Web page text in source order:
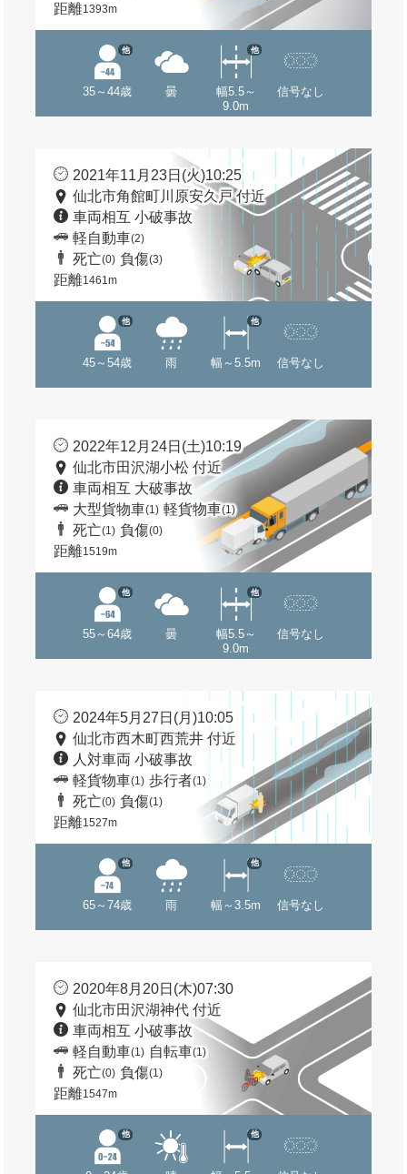
距離1393m
35～44歳
他
曇
幅5.5～
9.0m
他
信号なし
2021年11月23日(火)10:25
仙北市角館町川原安久戸 付近
車両相互 小破事故
軽自動車(2)
死亡(0) 負傷(3)
距離1461m
45～54歳
他
雨 幅～5.5m
他
信号なし
2022年12月24日(土)10:19
仙北市田沢湖小松 付近
車両相互 大破事故
大型貨物車(1) 軽貨物車(1)
死亡(1) 負傷(0)
距離1519m
55～64歳
他
曇
幅5.5～
9.0m
他
信号なし
2024年5月27日(月)10:05
仙北市西木町西荒井 付近
人対車両 小破事故
軽貨物車(1) 歩行者(1)
死亡(0) 負傷(1)
距離1527m
65～74歳
他
雨 幅～3.5m
他
信号なし
2020年8月20日(木)07:30
仙北市田沢湖神代 付近
車両相互 小破事故
軽自動車(1) 自転車(1)
死亡(0) 負傷(1)
距離1547m
他 他